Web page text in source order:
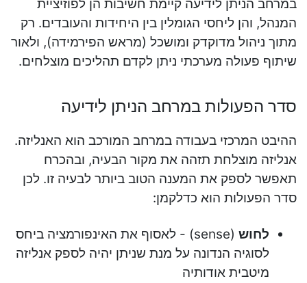
במרחב הניתן לידיעה קיימת חשיבות הן לפוזיציית
המנהל, והן ליחסי הגומלין בין היחידות והעובדים. רק
מתוך ניהול מדוקדק ומושכל (מראש הפירמידה), ולאור
שיתוף פעולה מערכתי ניתן לקדם תהליכים מוצלחים.
סדר הפעולות במרחב הניתן לידיעה
ההיבט המרכזי בעבודה במרחב המורכב הוא האנליזה.
אנליזה מוצלחת תזהה את מקור הבעיה, ובהכרח
תאפשר לספק את המענה הטוב ביותר לבעיה זו. לכן
סדר הפעולות הוא כדלקמן:
לחוש
(sense) - לאסוף את האינפורמציה ביחס
לסוגיה הנדונה על מנת שניתן יהיה לספק אנליזה
מיטבית אודותיה